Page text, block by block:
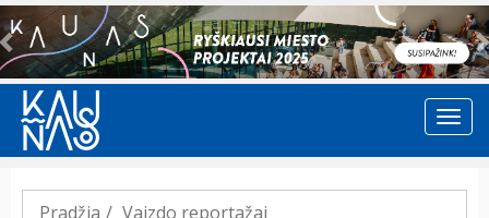
Previous
Pradžia
Vaizdo reportažai